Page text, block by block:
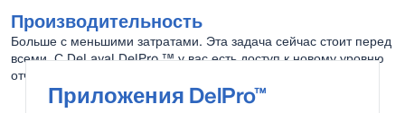
Производительность
Больше с меньшими затратами. Эта задача сейчас стоит перед
всеми. С DeLaval DelPro ™ у вас есть доступ к новому уровню
отчетности и анализа ее решения.
Приложения DelPro™